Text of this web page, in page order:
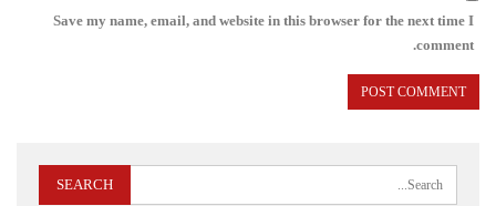
Save my name, email, and website in this browser for the next time I
comment.